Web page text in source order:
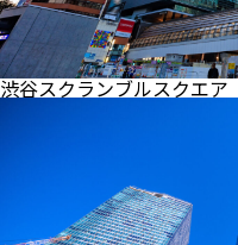
渋谷スクランブルスクエア